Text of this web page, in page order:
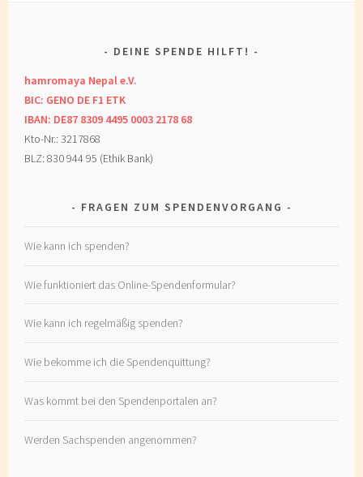
DEINE SPENDE HILFT!
hamromaya Nepal e.V.
BIC: GENO DE F1 ETK
IBAN: DE87 8309 4495 0003 2178 68
Kto-Nr.: 3217868
BLZ: 830 944 95 (Ethik Bank)
FRAGEN ZUM SPENDENVORGANG
Wie kann ich spenden?
Wie funktioniert das Online-Spendenformular?
Wie kann ich regelmäßig spenden?
Wie bekomme ich die Spendenquittung?
Was kommt bei den Spendenportalen an?
Werden Sachspenden angenommen?